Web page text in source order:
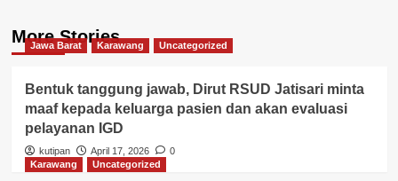
More Stories
Jawa Barat Karawang Uncategorized
Bentuk tanggung jawab, Dirut RSUD Jatisari minta
maaf kepada keluarga pasien dan akan evaluasi
pelayanan IGD
kutipan April 17, 2026
0
Karawang
Uncategorized